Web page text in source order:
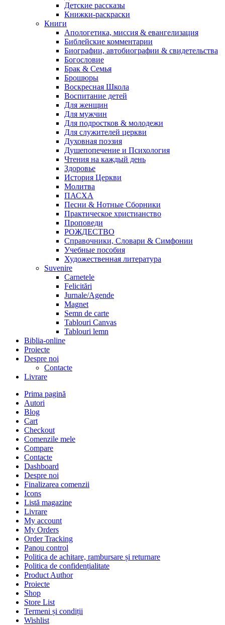
Детские рассказы
Книжки-раскраски
Книги
Апологетика, миссия & евангелизация
Библейские комментарии
Биографии, автобиографии & свидетельства
Богословие
Брак & Семья
Брошюры
Воскресная Школа
Воспитание детей
Для женщин
Для мужчин
Для подростков & молодежи
Для служителей церкви
Духовная поэзия
Душепопечение и Психология
Чтения на каждый день
Здоровье
История Церкви
Молитва
ПАСХА
Песни & Нотные Сборники
Практическое христианство
Проповеди
РОЖДЕСТВО
Справочники, Словари & Симфонии
Учебные пособия
Художественная литература
Suvenire
Carnetele
Felicitări
Jurnale/Agende
Magnet
Semn de carte
Tablouri Canvas
Tablouri lemn
Biblia-online
Proiecte
Despre noi
Contacte
Livrare
Prima pagină
Autori
Blog
Cart
Checkout
Comenzile mele
Compare
Contacte
Dashboard
Despre noi
Finalizarea comenzii
Icons
Listă magazine
Livrare
My account
My Orders
Order Tracking
Panou control
Politica de achitare, rambursare și returnare
Politica de confidențialitate
Product Author
Proiecte
Shop
Store List
Termeni și condiții
Wishlist